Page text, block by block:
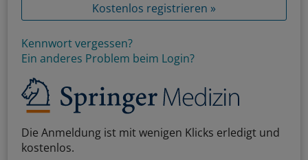
Kostenlos registrieren »
Kennwort vergessen?
Ein anderes Problem beim Login?
Die Anmeldung ist mit wenigen Klicks erledigt und
kostenlos.